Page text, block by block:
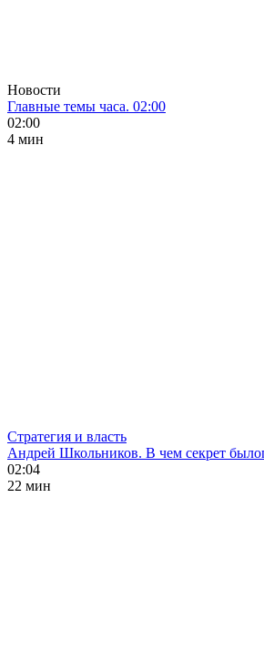
Новости
Главные темы часа. 02:00
02:00
4 мин
Стратегия и власть
Андрей Школьников. В чем секрет
02:04
22 мин